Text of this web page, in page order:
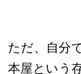
ただ、自分
本屋という